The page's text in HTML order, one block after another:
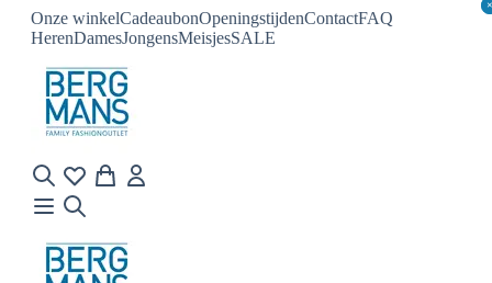
Onze winkelCadeaubonOpeningstijdenContactFAQ
HerenDamesJongensMeisjesSALE
×
×